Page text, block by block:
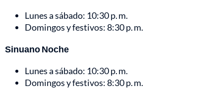
Lunes a sábado: 10:30 p. m.
Domingos y festivos: 8:30 p. m.
Sinuano Noche
Lunes a sábado: 10:30 p. m.
Domingos y festivos: 8:30 p. m.